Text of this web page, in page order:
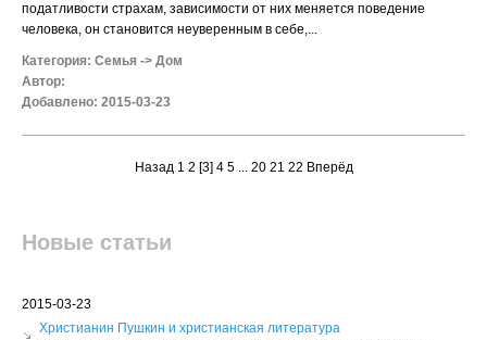
податливости страхам, зависимости от них меняется поведение
человека, он становится неуверенным в себе,...
Категория: Семья -> Дом
Автор:
Добавлено: 2015-03-23
Назад 1 2 [3] 4 5... 20 21 22 Вперёд
Новые статьи
2015-03-23
Христианин Пушкин и христианская литература